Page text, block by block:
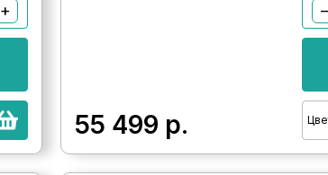
+
55 499 р.
−